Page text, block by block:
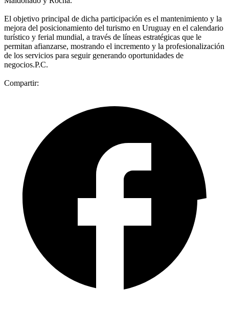
El objetivo principal de dicha participación es el mantenimiento y la
mejora del posicionamiento del turismo en Uruguay en el calendario
turístico y ferial mundial, a través de líneas estratégicas que le
permitan afianzarse, mostrando el incremento y la profesionalización
de los servicios para seguir generando oportunidades de
negocios.P.C.
Compartir: